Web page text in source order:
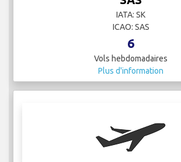
IATA: SK
ICAO: SAS
6
Vols hebdomadaires
Plus d'information